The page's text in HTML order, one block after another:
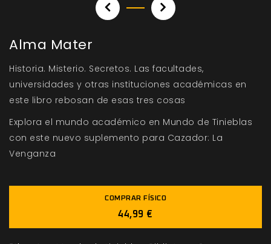
Alma Mater
Historia. Misterio. Secretos. Las facultades,
universidades y otras instituciones académicas en
este libro rebosan de esas tres cosas
Explora el mundo académico en Mundo de Tinieblas
con este nuevo suplemento para Cazador: La
Venganza
COMPRAR FÍSICO
44,99 €